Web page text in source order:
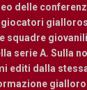
delle
squadre
serie A. Sulla
editi dalla